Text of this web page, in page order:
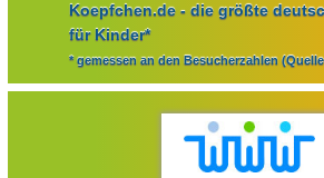
Koepfchen.de - die größte
für Kinder*
* gemessen an den Besucherzahlen